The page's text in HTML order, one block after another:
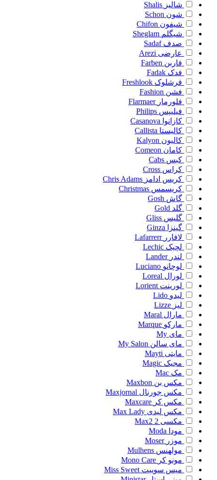
شالیز Shalis
شون Schon
شیفون Chifon
شیگلم Sheglam
صدف Sadaf
عارضی Arezi
فاربن Farben
فدک Fadak
فرشلوک Freshlook
فشن Fashion
فلورمار Flarmaer
فیلیپس Philips
کازانوا Casanova
کالیستا Callista
کالیون Kalyon
کامان Comeon
کبس Cabs
کراس Cross
کریس ادامز Chris Adams
کریسمس Christmas
گاش Gosh
گلد Gold
گلیس Gliss
گینزا
Ginza
لافارر Lafarrerr
لچیک Lechic
لندر Lander
لوچانو Luciano
لورال Loreal
لورینت Lorient
لیدو Lido
لیز Lizze
مارال Maral
مارکو Marque
مای My
مای سالن My Salon
مایتی Mayti
مجیک Magic
مک Mac
مکس بن Maxbon
مکس جورنال Maxjornal
مکس کر Maxcare
مکس لیدی Max Lady
مکسی 2
Max2
مودا Moda
موزر Moser
مولهنس Mulhens
مونو کر Mono Care
میس سوییت Miss Sweet